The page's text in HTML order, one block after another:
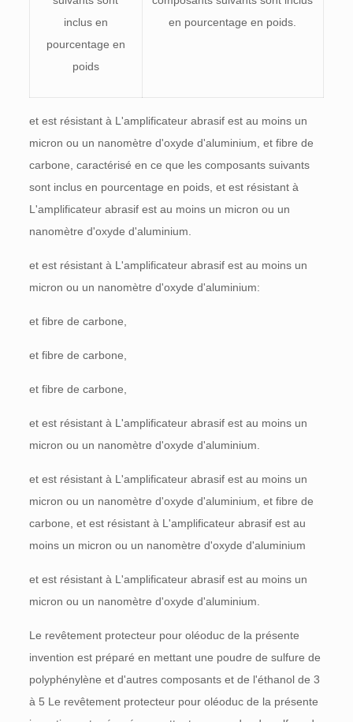
inclus en
pourcentage en
poids
en pourcentage en poids.
et est résistant à L'amplificateur abrasif est au moins un
micron ou un nanomètre d'oxyde d'aluminium, et fibre de
carbone, caractérisé en ce que les composants suivants
sont inclus en pourcentage en poids, et est résistant à
L'amplificateur abrasif est au moins un micron ou un
nanomètre d'oxyde d'aluminium.
et est résistant à L'amplificateur abrasif est au moins un
micron ou un nanomètre d'oxyde d'aluminium:
et fibre de carbone,
et fibre de carbone,
et fibre de carbone,
et est résistant à L'amplificateur abrasif est au moins un
micron ou un nanomètre d'oxyde d'aluminium.
et est résistant à L'amplificateur abrasif est au moins un
micron ou un nanomètre d'oxyde d'aluminium, et fibre de
carbone, et est résistant à L'amplificateur abrasif est au
moins un micron ou un nanomètre d'oxyde d'aluminium
et est résistant à L'amplificateur abrasif est au moins un
micron ou un nanomètre d'oxyde d'aluminium.
Le revêtement protecteur pour oléoduc de la présente
invention est préparé en mettant une poudre de sulfure de
polyphénylène et d'autres composants et de l'éthanol de 3
à 5 Le revêtement protecteur pour oléoduc de la présente